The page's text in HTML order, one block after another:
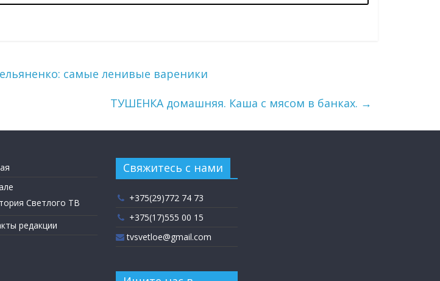
самые ленивые вареники
ТУШЕНКА домашняя. Каша с мясом в банках. →
Светлого ТВ
редакции
Свяжитесь с нами
+375(29)772 74 73
+375(17)555 00 15
tvsvetloe@gmail.com